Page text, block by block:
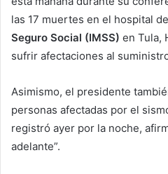
las 17 muertes en el hospital
Seguro Social (IMSS) en Tula,
sufrir afectaciones al
Asimismo, el presidente
personas afectadas por el
registró ayer por la noche,
adelante”.